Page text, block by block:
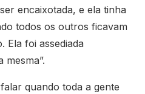
encaixotada, e ela tinha
todos os outros ficavam
Ela foi assediada
mesma”.
quando toda a gente